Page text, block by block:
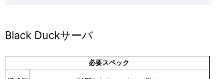
を
ビ
Black Duckサーバ
必要スペック